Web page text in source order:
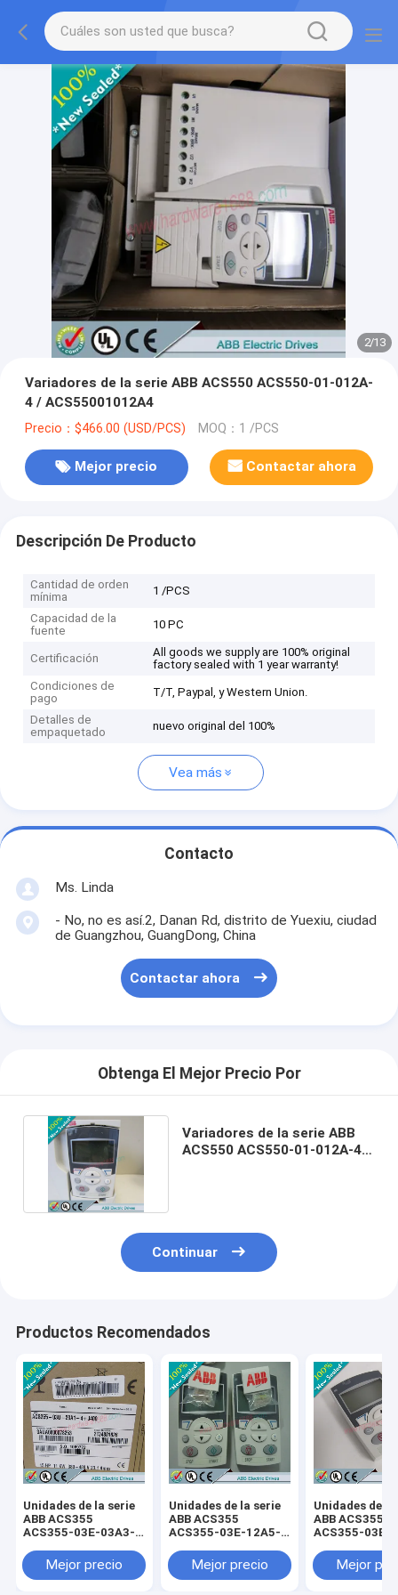
2/13
Variadores de la serie ABB ACS550 ACS550-01-012A-
4 / ACS55001012A4
Precio：$466.00 (USD/PCS) MOQ：1 /PCS
Mejor precio Contactar ahora
Descripción De Producto
Cantidad de orden
mínima
1 /PCS
Capacidad de la
fuente
10 PC
Certificación
All goods we supply are 100% original
factory sealed with 1 year warranty!
Condiciones de
pago
T/T, Paypal, y Western Union.
Detalles de
empaquetado
nuevo original del 100%
Vea más
Contacto
Ms. Linda
- No, no es así.2, Danan Rd, distrito de Yuexiu, ciudad
de Guangzhou, GuangDong, China
Contactar ahora
Obtenga El Mejor Precio Por
Variadores de la serie ABB
ACS550 ACS550-01-012A-4 /
Continuar
Productos Recomendados
Unidades de la serie
ABB ACS355
ACS355-03E-03A3-
ACS35503E03A34+B063
Mejor precio
Unidades de la serie
ABB ACS355
ACS355-03E-12A5-
ACS35503E12A54+B063
Mejor precio
Unidades de
ABB ACS355
ACS355-03E-
Mejor